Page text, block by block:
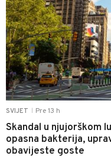
SVIJET Pre 13 h
Skandal u njujorškom
opasna bakterija,
obavijeste goste